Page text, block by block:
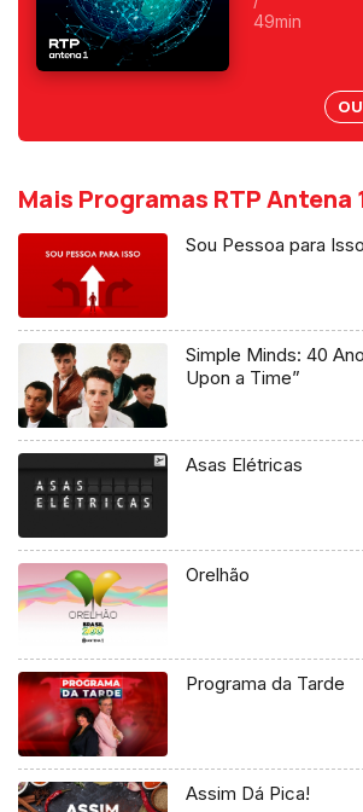
novo
49min
Mais Programas RTP Antena
Sou Pessoa para Isso
Simple Minds: 40
Upon a Time”
Asas Elétricas
Orelhão
Programa da Tarde
Assim Dá Pica!